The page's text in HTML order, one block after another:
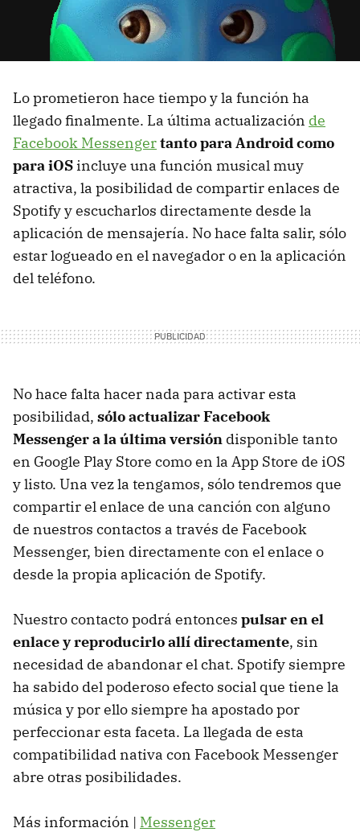
Lo prometieron hace tiempo y la función ha
llegado finalmente. La última actualización de
Facebook Messengertanto para Android como
para iOS incluye una función musical muy
atractiva, la posibilidad de compartir enlaces de
Spotify y escucharlos directamente desde la
aplicación de mensajería. No hace falta salir, sólo
estar logueado en el navegador o en la aplicación
del teléfono.
No hace falta hacer nada para activar esta
posibilidad, sólo actualizar Facebook
Messenger a la última versión disponible tanto
en Google Play Store como en la App Store de iOS
y listo. Una vez la tengamos, sólo tendremos que
compartir el enlace de una canción con alguno
de nuestros contactos a través de Facebook
Messenger, bien directamente con el enlace o
desde la propia aplicación de Spotify.
Nuestro contacto podrá entonces pulsar en el
enlace y reproducirlo allí directamente, sin
necesidad de abandonar el chat. Spotify siempre
ha sabido del poderoso efecto social que tiene la
música y por ello siempre ha apostado por
perfeccionar esta faceta. La llegada de esta
compatibilidad nativa con Facebook Messenger
abre otras posibilidades.
Más información | Messenger